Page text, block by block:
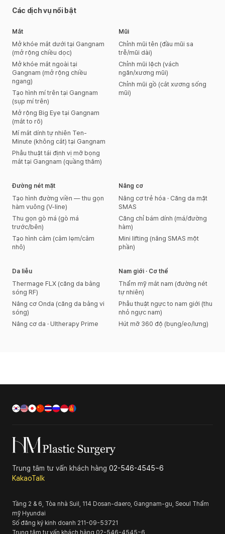
Các dịch vụ nổi bật
Mắt
Mở khóe mắt dưới tại Gangnam
(mở rộng chiều dọc)
Mở khóe mắt ngoài tại
Gangnam (mở rộng chiều
ngang)
Tạo hình mí trên tại Gangnam
(sụp mí trên)
Mở rộng Big Eye tại Gangnam
(mắt to rõ)
Mí mắt dính tự nhiên Ten-
Minute (không cắt) tại Gangnam
Phẫu thuật tái định vị mỡ bọng
mắt tại Gangnam (quầng thâm)
Mũi
Chỉnh mũi tên (đầu mũi sa
trễ/mũi dài)
Chỉnh mũi lệch (vách
ngăn/xương mũi)
Chỉnh mũi gồ (cắt xương sống
mũi)
Đường nét mặt
Tạo hình đường viền — thu gọn
hàm vuông (V-line)
Thu gọn gò má (gò má
trước/bên)
Tạo hình cằm (cằm lẹm/cằm
nhô)
Nâng cơ
Nâng cơ trẻ hóa · Căng da mặt
SMAS
Căng chỉ bám dính (má/đường
hàm)
Mini lifting (nâng SMAS một
phần)
Da liễu
Thermage FLX (căng da bằng
sóng RF)
Nâng cơ Onda (căng da bằng vi
sóng)
Nâng cơ da · Ultherapy Prime
Nam giới · Cơ thể
Thẩm mỹ mắt nam (đường nét
tự nhiên)
Phẫu thuật ngực to nam giới (thu
nhỏ ngực nam)
Hút mỡ 360 độ (bụng/eo/lưng)
Trung tâm tư vấn khách hàng 02-546-4545~6
KakaoTalk
Tầng 2 & 6, Tòa nhà Suil, 114 Dosan-daero, Gangnam-gu, Seoul Thẩm
mỹ Hyundai
Số đăng ký kinh doanh 211-09-53721
Trung tâm tư vấn khách hàng 02-546-4545~6